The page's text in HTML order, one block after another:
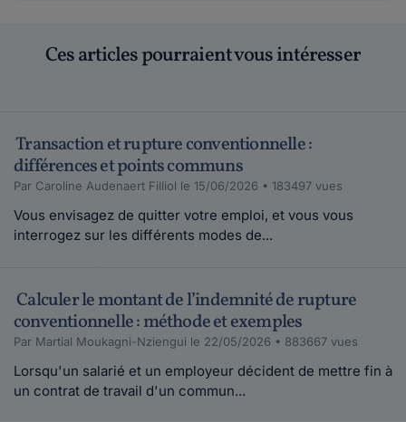
Ces articles pourraient vous intéresser
Transaction et rupture conventionnelle :
différences et points communs
Par Caroline Audenaert Filliol le 15/06/2026 • 183497 vues
Vous envisagez de quitter votre emploi, et vous vous
interrogez sur les différents modes de...
Calculer le montant de l’indemnité de rupture
conventionnelle : méthode et exemples
Par Martial Moukagni-Nziengui le 22/05/2026 • 883667 vues
Lorsqu'un salarié et un employeur décident de mettre fin à
un contrat de travail d'un commun...